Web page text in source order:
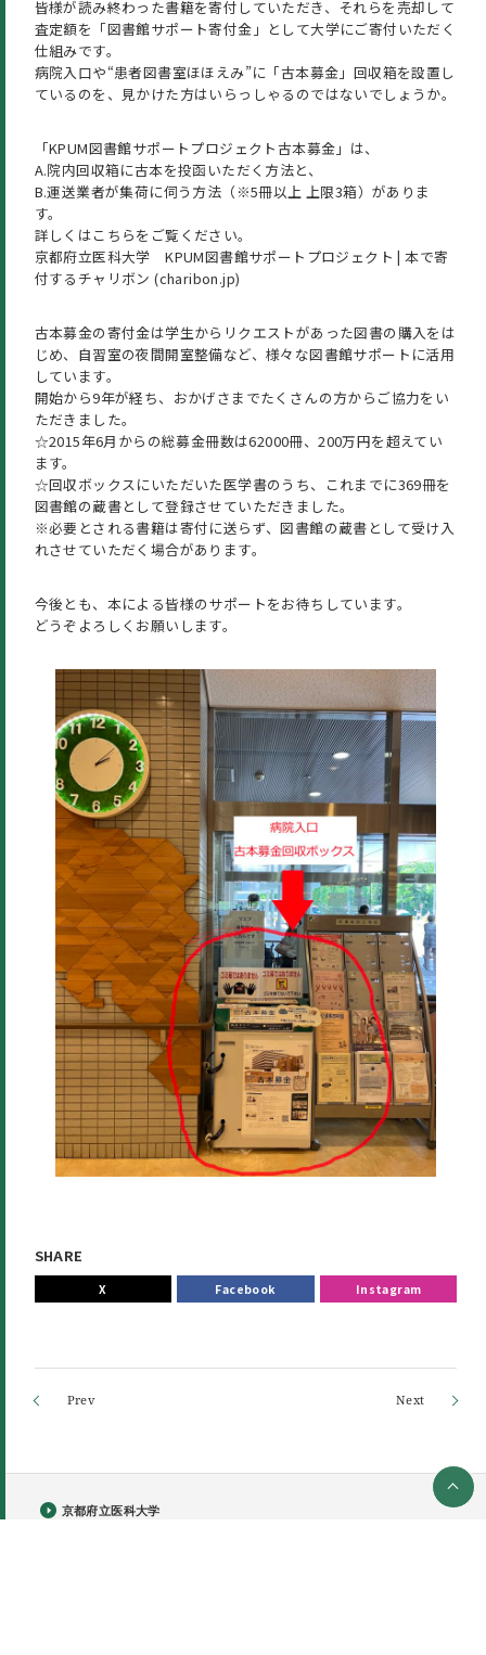
皆様が読み終わった書籍を寄付していただき、それらを売却して
査定額を「図書館サポート寄付金」として大学にご寄付いただく
仕組みです。
病院入口や“患者図書室ほほえみ”に「古本募金」回収箱を設置し
ているのを、見かけた方はいらっしゃるのではないでしょうか。
「KPUM図書館サポートプロジェクト古本募金」は、
A.院内回収箱に古本を投函いただく方法と、
B.運送業者が集荷に伺う方法（※5冊以上 上限3箱）がありま
す。
詳しくはこちらをご覧ください。
京都府立医科大学 KPUM図書館サポートプロジェクト | 本で寄
付するチャリボン (charibon.jp)
古本募金の寄付金は学生からリクエストがあった図書の購入をは
じめ、自習室の夜間開室整備など、様々な図書館サポートに活用
しています。
開始から9年が経ち、おかげさまでたくさんの方からご協力をい
ただきました。
☆2015年6月からの総募金冊数は62000冊、200万円を超えてい
ます。
☆回収ボックスにいただいた医学書のうち、これまでに369冊を
図書館の蔵書として登録させていただきました。
※必要とされる書籍は寄付に送らず、図書館の蔵書として受け入
れさせていただく場合があります。
今後とも、本による皆様のサポートをお待ちしています。
どうぞよろしくお願いします。
SHARE
X Facebook Instagram
京都府立医科大学